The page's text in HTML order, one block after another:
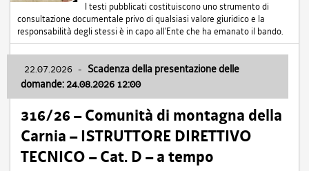
I testi pubblicati costituiscono uno strumento di
consultazione documentale privo di qualsiasi valore giuridico e la
responsabilità degli stessi è in capo all'Ente che ha emanato il bando.
22.07.2026 - Scadenza della presentazione delle
domande: 24.08.2026 12:00
316/26 – Comunità di montagna della
Carnia – ISTRUTTORE DIRETTIVO
TECNICO – Cat. D – a tempo